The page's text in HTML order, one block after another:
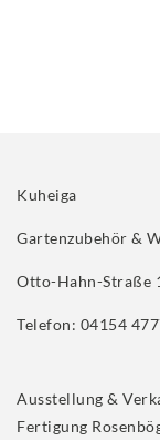
Kuheiga
Gartenzubehör &
Otto-Hahn-Straße
Telefon: 04154
Ausstellung &
Fertigung